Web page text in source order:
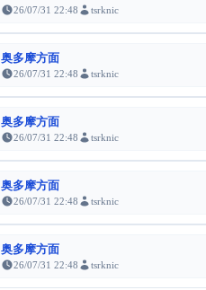
26/07/31 22:48 tsrknic
奥多摩方面
26/07/31 22:48 tsrknic
奥多摩方面
26/07/31 22:48 tsrknic
奥多摩方面
26/07/31 22:48 tsrknic
奥多摩方面
26/07/31 22:48 tsrknic